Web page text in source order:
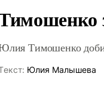
Тимошенко
Юлия Малышева